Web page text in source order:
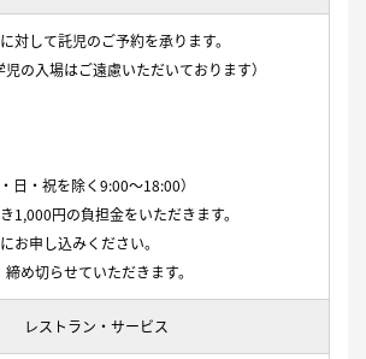
対して託児のご予約を承ります。
児の入場はご遠慮いただいております）
日・祝を除く9:00〜18:00）
1,000円の負担金をいただきます。
お申し込みください。
め切らせていただきます。
レストラン・サービス